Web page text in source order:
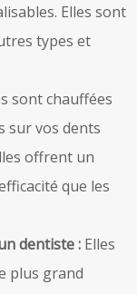
Elles sont
types et
sont chauffées
sur vos dents
offrent un
que les
dentiste : Elles
plus grand